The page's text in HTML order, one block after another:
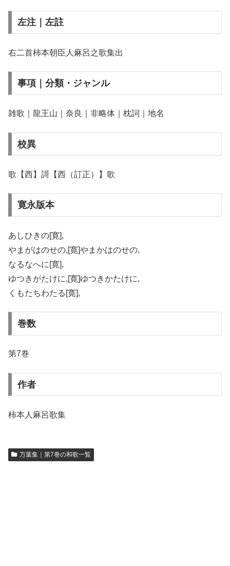
左注｜左註
右二首柿本朝臣人麻呂之歌集出
事項｜分類・ジャンル
雑歌｜龍王山｜奈良｜非略体｜枕詞｜地名
校異
歌【西】謌【西（訂正）】歌
寛永版本
あしひきの[寛],
やまがはのせの,[寛]やまかはのせの,
なるなへに[寛],
ゆつきがたけに,[寛]ゆつきかたけに,
くもたちわたる[寛],
巻数
第7巻
作者
柿本人麻呂歌集
万葉集｜第7巻の和歌一覧